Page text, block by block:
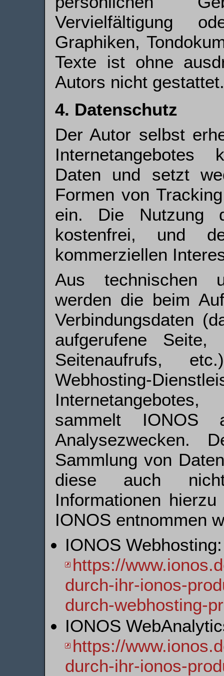
Vervielfältigung
Graphiken,
Texte ist ohne
Autors nicht gestattet.
4. Datenschutz
Der Autor selbst
Internetangebotes
Daten und setzt
Formen von
ein. Die Nutzung
kostenfrei, und
kommerziellen
Aus technischen
werden die beim
Verbindungsdaten
aufgerufene
Seitenaufrufs,
Webhosting-
sammelt IONOS
Analysezwecken.
Sammlung von
diese auch
Informationen
IONOS entnommen
IONOS Webhosting:
https://
durch-ihr-ionos-
durch-webhosting-
IONOS
https://
durch-ihr-ionos-